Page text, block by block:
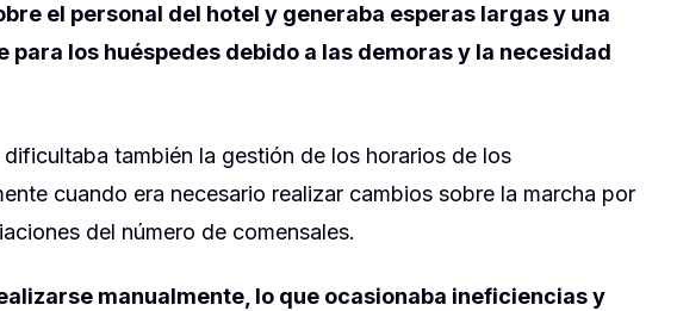
el personal del hotel y generaba esperas largas y una
para los huéspedes debido a las demoras y la necesidad
también la gestión de los horarios de los
cuando era necesario realizar cambios sobre la marcha por
del número de comensales.
manualmente, lo que ocasionaba ineficiencias y